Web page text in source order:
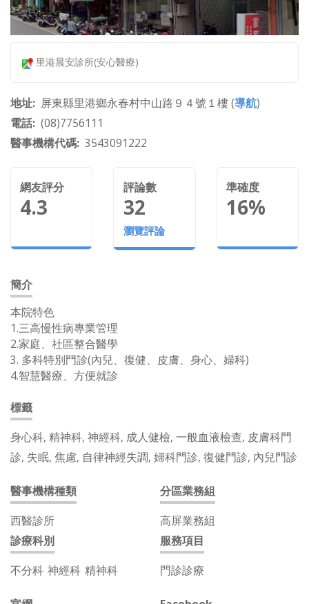
里港晨安診所(安心醫療)
地址 屏東縣里港鄉永春村中山路９４號１樓 (導航)
電話 (08)7756111
醫事機構代碼 3543091222
網友評分
4.3
評論數
32
瀏覽評論
準確度
16%
簡介
本院特色
1.三高慢性病專業管理
2.家庭、社區整合醫學
3. 多科特別門診(內兒、復健、皮膚、身心、婦科)
4.智慧醫療、方便就診
標籤
身心科, 精神科, 神經科, 成人健檢, 一般血液檢查, 皮膚科門
診, 失眠, 焦慮, 自律神經失調, 婦科門診, 復健門診, 內兒門診
醫事機構種類
西醫診所
分區業務組
高屏業務組
診療科別
不分科 神經科 精神科
服務項目
門診診療